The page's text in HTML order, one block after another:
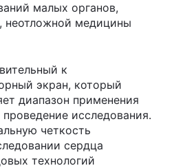
малых органов,
неотложной медицины
к
экран, который
диапазон применения
исследования.
четкость
сердца
технологий